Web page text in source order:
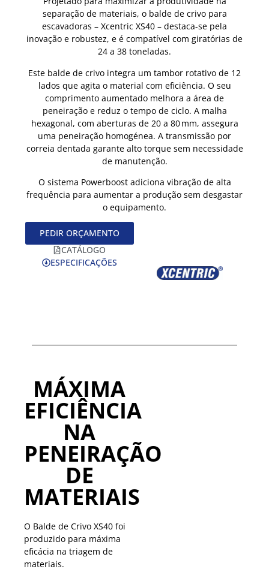
separação de materiais, o balde de crivo para
escavadoras – Xcentric XS40 – destaca-se pela
inovação e robustez, e é compatível com giratórias de
24 a 38 toneladas.
Este balde de crivo integra um tambor rotativo de 12
lados que agita o material com eficiência. O seu
comprimento aumentado melhora a área de
peneiração e reduz o tempo de ciclo. A malha
hexagonal, com aberturas de 20 a 80 mm, assegura
uma peneiração homogénea. A transmissão por
correia dentada garante alto torque sem necessidade
de manutenção.
O sistema Powerboost adiciona vibração de alta
frequência para aumentar a produção sem desgastar
o equipamento.
PEDIR ORÇAMENTO
CATÁLOGO
ESPECIFICAÇÕES
MÁXIMA
EFICIÊNCIA
NA
PENEIRAÇÃO
DE
MATERIAIS
O Balde de Crivo XS40 foi
produzido para máxima
eficácia na triagem de
materiais.